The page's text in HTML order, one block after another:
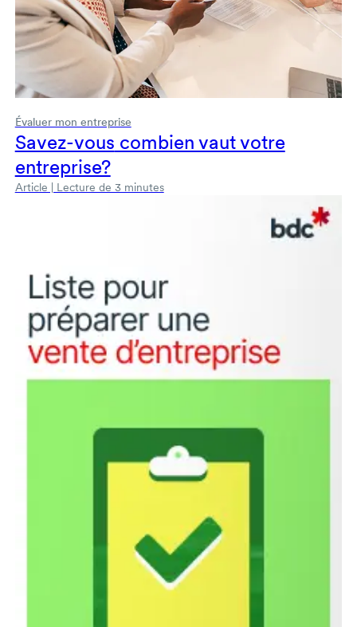
Évaluer mon entreprise
Savez-vous combien vaut votre
entreprise?
Article | Lecture de 3 minutes